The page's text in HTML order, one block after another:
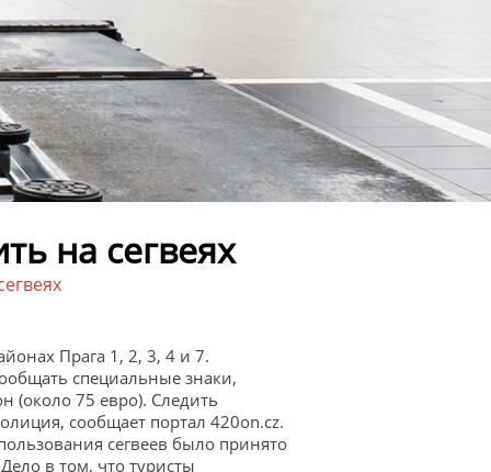
на сегвеях
Прага 1, 2, 3, 4 и 7.
специальные знаки,
(около 75 евро). Следить
сообщает портал 420on.cz.
сегвеев было принято
в том, что туристы